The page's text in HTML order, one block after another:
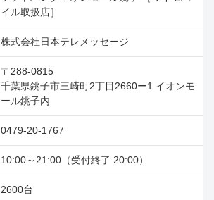
イル取扱店］
株式会社日本テレメッセージ
〒288-0815
千葉県銚子市三崎町2丁目2660ー1 イオンモ
ール銚子内
0479-20-1767
10:00～21:00（受付終了 20:00）
2600台